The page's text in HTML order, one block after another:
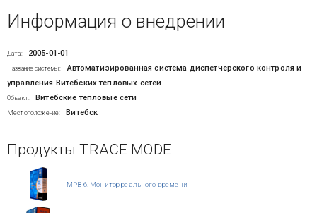
Информация о внедрении
Дата: 2005-01-01
Название системы:
Автоматизированная система диспетчерского контроля и
управления Витебских тепловых сетей
Объект: Витебские тепловые сети
Местоположение: Витебск
Продукты TRACE MODE
МРВ 6. Монитор реального времени